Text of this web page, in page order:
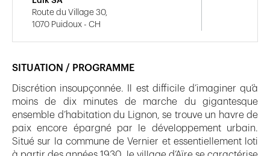
SITUATION / PROGRAMME
Discrétion insoupçonnée. Il est difficile d’imaginer qu’à
moins de dix minutes de marche du gigantesque
ensemble d’habitation du Lignon, se trouve un havre de
paix encore épargné par le développement urbain.
Situé sur la commune de Vernier et essentiellement loti
Route du Village 30,
1070 Puidoux - CH